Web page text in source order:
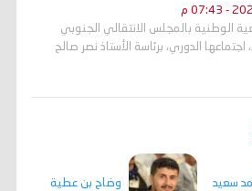
الوطنية بالمجلس الانتقالي الجنوبي
اجتماعها الدوري، برئاسة الأستاذ نصر صالح
سعيد وضاح بن عطية